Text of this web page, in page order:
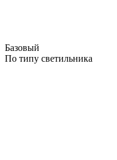
Базовый
По типу светильника